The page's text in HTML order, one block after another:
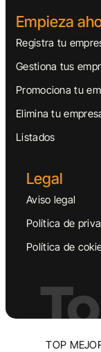
Empieza
Registra tu
Gestiona tus
Promociona tu
Elimina tu
Listados
Legal
Aviso legal
Política de
Política de
TOP